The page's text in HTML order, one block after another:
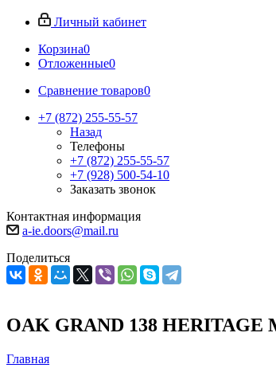
Личный кабинет
Корзина0
Отложенные0
Сравнение товаров0
+7 (872) 255-55-57
Назад
Телефоны
+7 (872) 255-55-57
+7 (928) 500-54-10
Заказать звонок
Контактная информация
a-ie.doors@mail.ru
Поделиться
OAK GRAND 138 HERITAGE
Главная